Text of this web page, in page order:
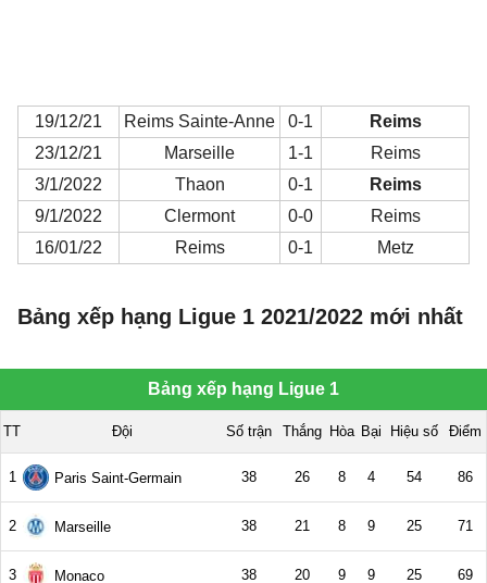
19/12/21 Reims Sainte-Anne 0-1
Reims
23/12/21
Marseille 1-1
Reims
3/1/2022
Thaon 0-1
Reims
9/1/2022
Clermont 0-0
Reims
16/01/22
Reims 0-1 Metz
Bảng xếp hạng Ligue 1 2021/2022 mới nhất